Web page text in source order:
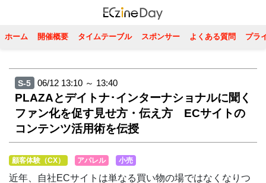
ホーム 開催概要 タイムテーブル スポンサー よくある質問 プラ
S-5 06/12 13:10 ～ 13:40
PLAZAとデイトナ･インターナショナルに聞く
ファン化を促す見せ方・伝え方 ECサイトの
コンテンツ活用術を伝授
顧客体験（CX） アパレル 小売
近年、自社ECサイトは単なる買い物の場ではなくなりつ